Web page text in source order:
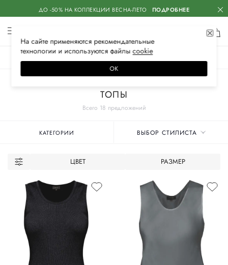
ДО -50% НА КОЛЛЕКЦИИ ВЕСНА-ЛЕТО ПОДРОБНЕЕ
Всего 18 предложений
ТОПЫ
КАТЕГОРИИ ВЫБОР СТИЛИСТА
ЦВЕТ РАЗМЕР
На сайте применяются рекомендательные
технологии и используются файлысооkiе
ОК